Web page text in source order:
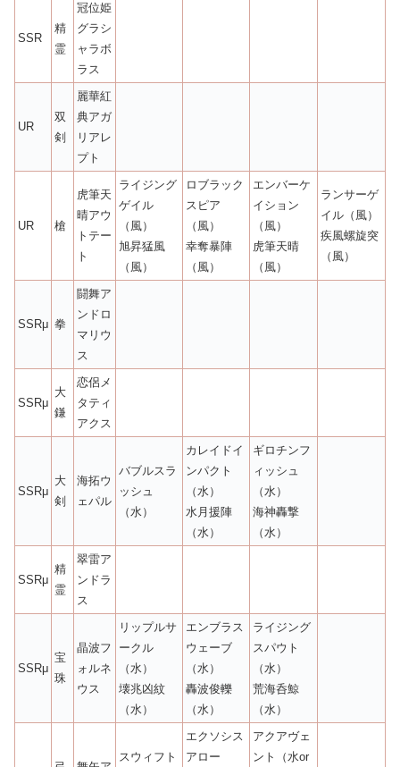
SSR
精
霊
冠位姫
グラシ
ャラボ
ラス
UR
双
剣
麗華紅
典アガ
リアレ
プト
UR 槍
虎筆天
晴アウ
トテー
ト
ライジング
ゲイル
（風）
旭昇猛風
（風）
ロブラック
スピア
（風）
幸奪暴陣
（風）
エンバーケ
イション
（風）
虎筆天晴
（風）
ランサーゲ
イル（風）
疾風螺旋突
（風）
SSRμ 拳
闘舞ア
ンドロ
マリウ
ス
SSRμ
大
鎌
恋侶メ
タティ
アクス
SSRμ
大
剣
海拓ウ
ェパル
バブルスラ
ッシュ
（水）
カレイドイ
ンパクト
（水）
水月援陣
（水）
ギロチンフ
ィッシュ
（水）
海神轟撃
（水）
SSRμ
精
霊
翠雷ア
ンドラ
ス
SSRμ
宝
珠
晶波フ
ォルネ
ウス
リップルサ
ークル
（水）
壊兆凶紋
（水）
エンブラス
ウェーブ
（水）
轟波俊轢
（水）
ライジング
スパウト
（水）
荒海呑鯨
（水）
スウィフト
エクソシス
アロー
アクアヴェ
ント（水or